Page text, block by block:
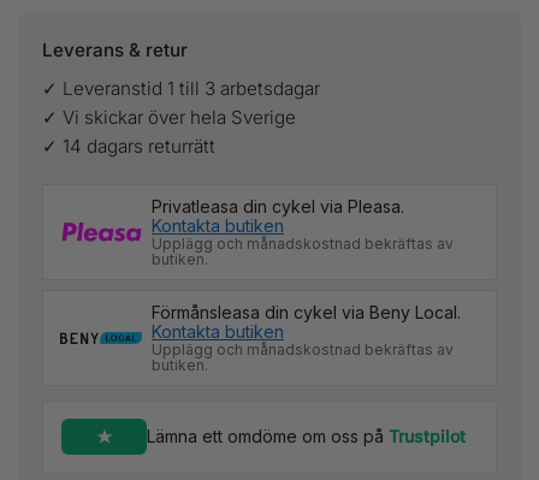
Leverans & retur
✓ Leveranstid 1 till 3 arbetsdagar
✓ Vi skickar över hela Sverige
✓ 14 dagars returrätt
Privatleasa din cykel via Pleasa.
Kontakta butiken
Upplägg och månadskostnad bekräftas av
butiken.
Förmånsleasa din cykel via Beny Local.
Kontakta butiken
Upplägg och månadskostnad bekräftas av
butiken.
Lämna ett omdöme om oss på Trustpilot